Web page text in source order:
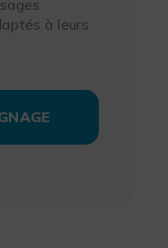
à leurs